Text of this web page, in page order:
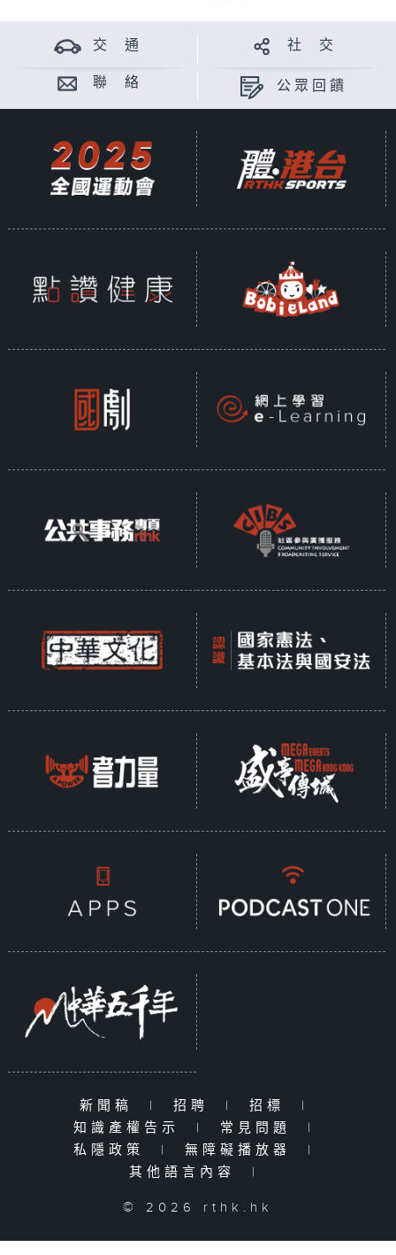
交 通 社 交
聯 絡 公眾回饋
新聞稿 | 招聘 | 招標
|
知識產權告示
| 常見問題
|
私隱政策
| 無障礙播放器
|
其他語言內容
|
© 2026 rthk.hk